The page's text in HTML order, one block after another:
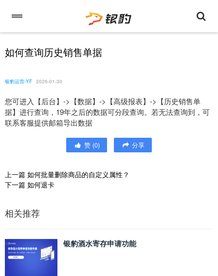
如何查询历史销售单据
银豹运营-YF 2026-01-30
您可进入【后台】->【数据】->【高级报表】->【历史销售单
据】进行查询，19年之后的数据可分段查询。若无法查询到，可
联系客服提供邮箱导出数据
赞 (0) 分享
上一篇 如何批量删除商品的自定义属性？
下一篇 如何退卡
相关推荐
银豹酒水寄存申请功能